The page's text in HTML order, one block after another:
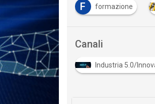
D
dati personali F formazione
Canali
Industria 5.0/